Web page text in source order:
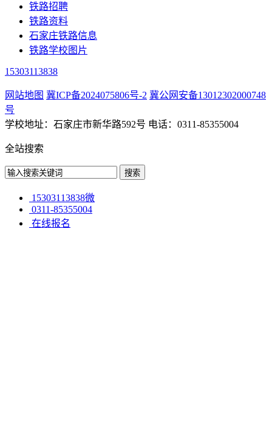
铁路招聘
铁路资料
石家庄铁路信息
铁路学校图片
15303113838
网站地图 冀ICP备2024075806号-2 冀公网安备13012302000748
号
学校地址：石家庄市新华路592号 电话：0311-85355004
全站搜索
15303113838微
0311-85355004
在线报名